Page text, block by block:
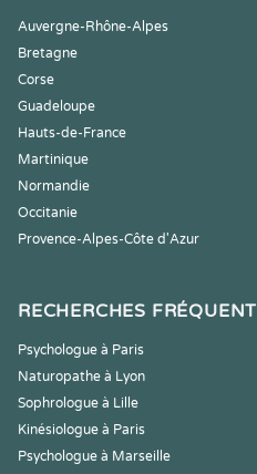
Auvergne-Rhône-Alpes
Bretagne
Corse
Guadeloupe
Hauts-de-France
Martinique
Normandie
Occitanie
Provence-Alpes-Côte d'Azur
RECHERCHES
Psychologue à Paris
Naturopathe à Lyon
Sophrologue à Lille
Kinésiologue à Paris
Psychologue à Marseille